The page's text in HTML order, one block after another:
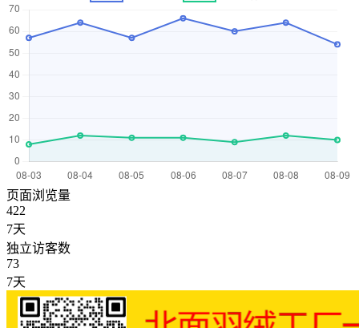
页面浏览量
422
7天
独立访客数
73
7天